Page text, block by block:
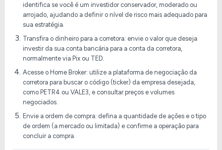
identifica se você é um investidor conservador, moderado ou
arrojado, ajudando a definir o nível de risco mais adequado para
sua estratégia.
Transfira o dinheiro para a corretora: envie o valor que deseja
investir da sua conta bancária para a conta da corretora,
normalmente via Pix ou TED.
Acesse o Home Broker: utilize a plataforma de negociação da
corretora para buscar o código (ticker) da empresa desejada,
como PETR4 ou VALE3, e consultar preços e volumes
negociados.
Envie a ordem de compra: defina a quantidade de ações e o tipo
de ordem (a mercado ou limitada) e confirme a operação para
concluir a compra.